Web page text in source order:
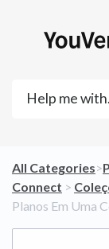
All Categories​>​
Connect ​ > ​
Planos Em Uma